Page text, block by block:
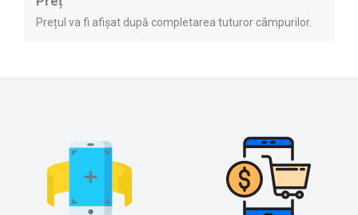
Prețul va fi afișat după completarea tuturor câmpurilor.